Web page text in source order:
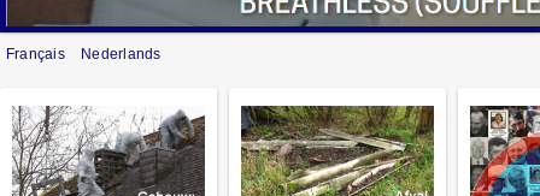
Français Nederlands